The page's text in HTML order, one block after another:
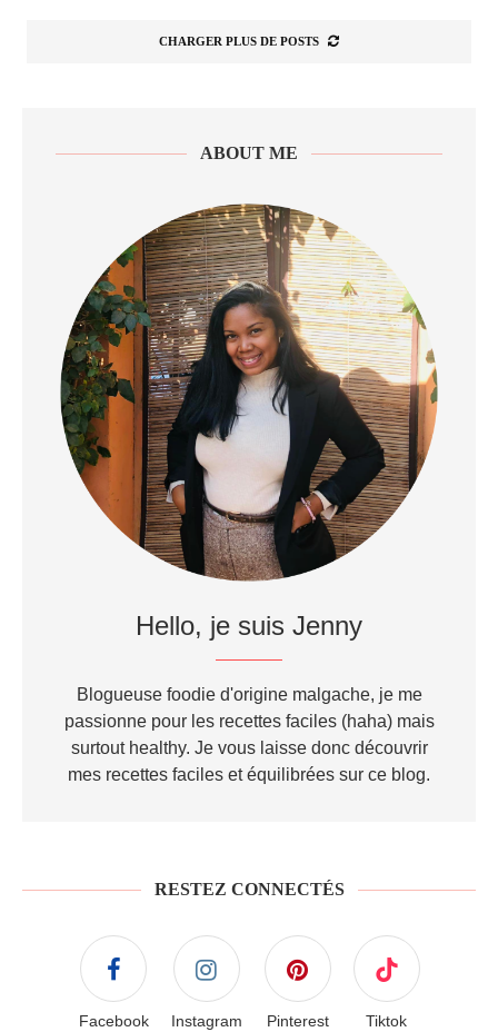
CHARGER PLUS DE POSTS
ABOUT ME
Hello, je suis Jenny
Blogueuse foodie d'origine malgache, je me
passionne pour les recettes faciles (haha) mais
surtout healthy. Je vous laisse donc découvrir
mes recettes faciles et équilibrées sur ce blog.
RESTEZ CONNECTÉS
Facebook Instagram Pinterest Tiktok